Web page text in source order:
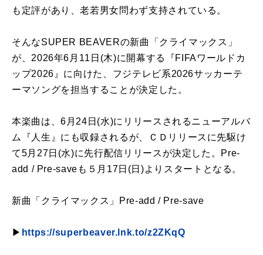
も定評があり、老若男女問わず支持されている。
そんなSUPER BEAVERの新曲「クライマックス」
が、2026年6月11日(木)に開幕する『FIFAワールドカ
ップ2026』に向けた、フジテレビ系2026サッカーテ
ーマソングを担当することが決定した。
本楽曲は、6月24日(水)にリリースされるニューアルバ
ム『人生』にも収録されるが、ＣＤリリースに先駆け
て5月27日(水)に先行配信リリースが決定した。Pre-
add / Pre-saveも５月17日(日)よりスタートとなる。
新曲「クライマックス」Pre-add / Pre-save
▶ https://superbeaver.lnk.to/z2ZKqQ